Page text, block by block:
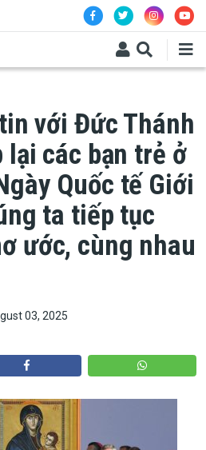
với Đức Thánh
lại các bạn trẻ ở
Quốc tế Giới
ta tiếp tục
ước, cùng nhau
03, 2025